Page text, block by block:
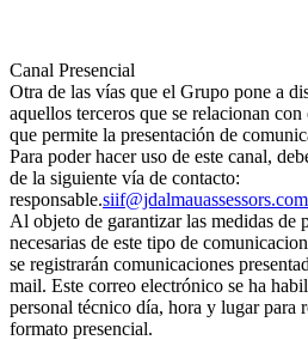
Canal Presencial
Otra de las vías que el Grupo pone a
aquellos terceros que se relacionan con
que permite la presentación de
Para poder hacer uso de este canal,
de la siguiente vía de contacto:
responsable.siif@jdalmauassessors.com
Al objeto de garantizar las medidas de
necesarias de este tipo de
se registrarán comunicaciones
mail. Este correo electrónico se ha
personal técnico día, hora y lugar para
formato presencial.